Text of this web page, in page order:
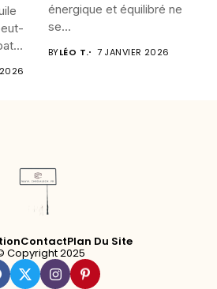
énergique et équilibré ne
se...
BYLÉO T. 7 JANVIER 2026
ContactPlan Du Site
Copyright 2025